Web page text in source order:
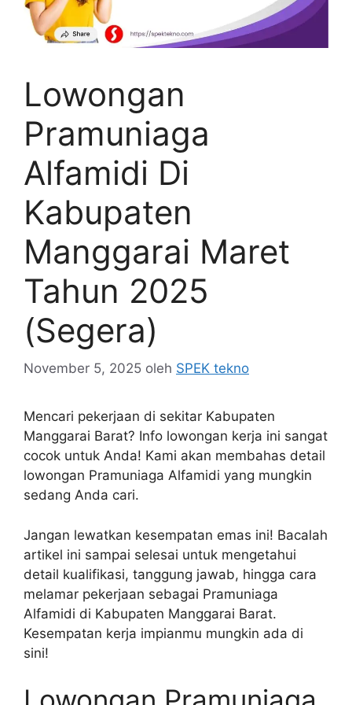
Lowongan
Pramuniaga
Alfamidi Di
Kabupaten
Manggarai Maret
Tahun 2025
(Segera)
November 5, 2025 oleh SPEK tekno
Mencari pekerjaan di sekitar Kabupaten
Manggarai Barat? Info lowongan kerja ini sangat
cocok untuk Anda! Kami akan membahas detail
lowongan Pramuniaga Alfamidi yang mungkin
sedang Anda cari.
Jangan lewatkan kesempatan emas ini! Bacalah
artikel ini sampai selesai untuk mengetahui
detail kualifikasi, tanggung jawab, hingga cara
melamar pekerjaan sebagai Pramuniaga
Alfamidi di Kabupaten Manggarai Barat.
Kesempatan kerja impianmu mungkin ada di
sini!